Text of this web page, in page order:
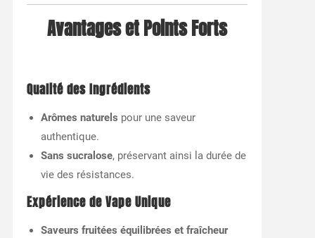
Avantages et Points Forts
Qualité des Ingrédients
Arômes naturels pour une saveur
authentique.
Sans sucralose, préservant ainsi la durée de
vie des résistances.
Expérience de Vape Unique
Saveurs fruitées équilibrées et fraîcheur